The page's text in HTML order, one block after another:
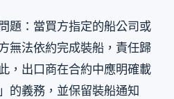
題：當買方指定的船公司或
無法依約完成裝船，責任歸
，出口商在合約中應明確載
的義務，並保留裝船通知